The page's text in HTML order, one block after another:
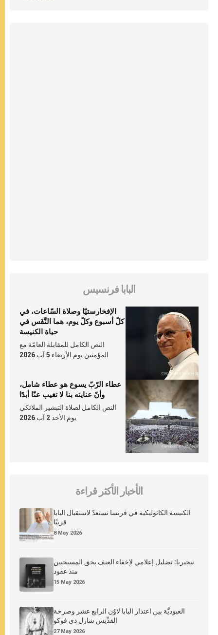
البابا فرنسيس
الإفخارستيّا وصلاة السّاعات، في
كلّ أسبوع وكلّ يوم، هما النَّفَس في
حياة الكنيسة
النص الكامل للمقابلة العامّة مع
المؤمنين يوم الأربعاء 5 آب 2026
عطاء الرّبّ يسوع هو عطاء شامل،
وأنّ عنايته بنا لا تغيب عنّا أبدًا
النص الكامل لصلاة التبشير الملائكي
يوم الأحد 2 آب 2026
الأخبار الأكثر قراءة
الكنيسة الكاثوليكية في فرنسا تستعدّ لاستقبال البابا
قريبًا
8 May 2026
نيجيريا: تضليل إعلامي لإخفاء العنف بحق المسيحيين
منذ عقود
15 May 2026
العبوديَّة بين اعتذار البابا لاوُن الرابع عشر وصرخة
القدِّيس شارل دي فوكو
27 May 2026